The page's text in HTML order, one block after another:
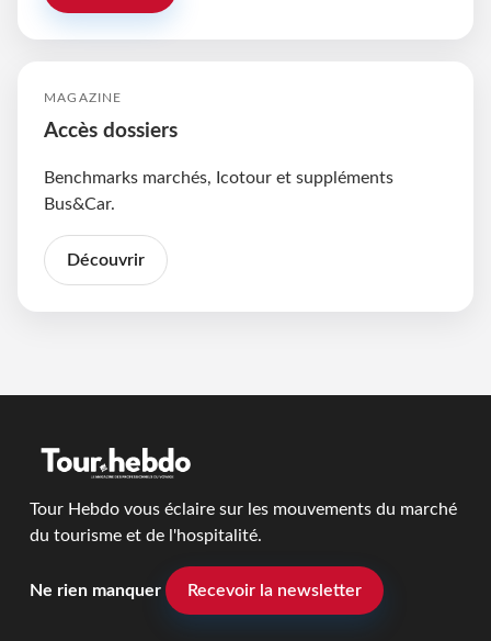
MAGAZINE
Accès dossiers
Benchmarks marchés, Icotour et suppléments
Bus&Car.
Découvrir
Tour Hebdo vous éclaire sur les mouvements du marché
du tourisme et de l'hospitalité.
Ne rien manquer Recevoir la newsletter